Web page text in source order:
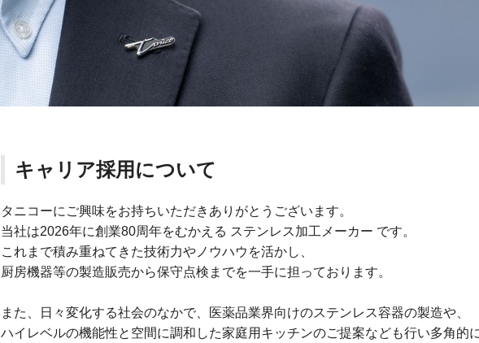
キャリア採用について
タニコーにご興味をお持ちいただきありがとうございます。
当社は2026年に創業80周年をむかえる ステンレス加工メーカー です。
これまで積み重ねてきた技術力やノウハウを活かし、
厨房機器等の製造販売から保守点検までを一手に担っております。
また、日々変化する社会のなかで、医薬品業界向けのステンレス容器の製造や、
ハイレベルの機能性と空間に調和した家庭用キッチンのご提案なども行い多角的